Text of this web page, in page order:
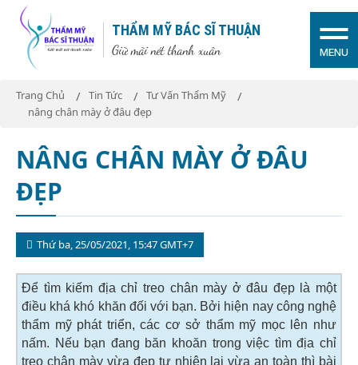
THẨM MỸ BÁC SĨ THUẬN
Giữ mãi nét thanh xuân MENU
Trang Chủ Tin Tức
Tư Vấn Thẩm Mỹ
nâng chân mày ở đâu đẹp
NÂNG CHÂN MÀY Ở ĐÂU
ĐẸP
Thứ ba, 25/05/2021, 15:47 GMT+7
Để tìm kiếm địa chỉ treo chân mày ở đâu đẹp là một
điều khá khó khăn đối với bạn. Bởi hiện nay công nghệ
thẩm mỹ phát triển, các cơ sở thẩm mỹ mọc lên như
nấm. Nếu bạn đang băn khoăn trong việc tìm địa chỉ
treo chân mày vừa đẹp tự nhiên lại vừa an toàn thì bài